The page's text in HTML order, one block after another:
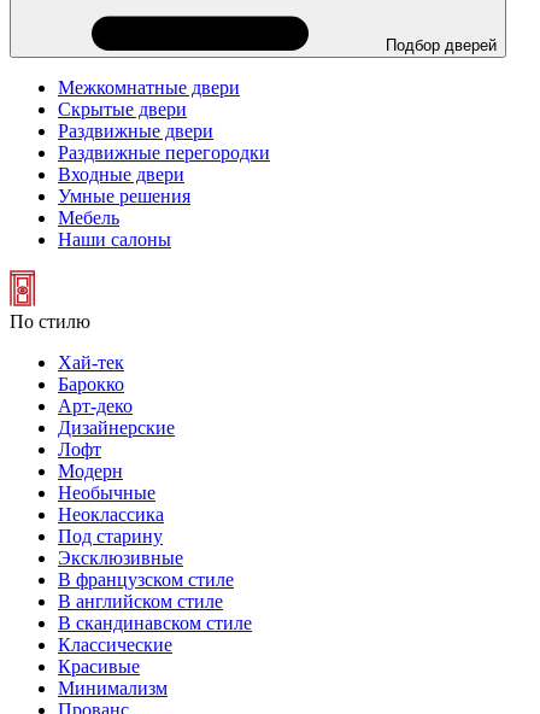
Подбор дверей
Межкомнатные двери
Скрытые двери
Раздвижные двери
Раздвижные перегородки
Входные двери
Умные решения
Мебель
Наши салоны
По стилю
Хай-тек
Барокко
Арт-деко
Дизайнерские
Лофт
Модерн
Необычные
Неоклассика
Под старину
Эксклюзивные
В французском стиле
В английском стиле
В скандинавском стиле
Классические
Красивые
Минимализм
Прованс